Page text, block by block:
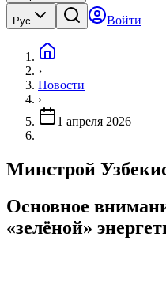
Рус Войти
›
Новости
›
1 апреля 2026
Минстрой
Основное
«зелёной»